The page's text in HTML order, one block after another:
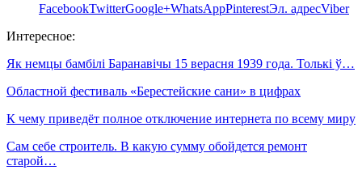
FacebookTwitterGoogle+WhatsAppPinterestЭл. адресViber
Интересное:
Як немцы бамбілі Баранавічы 15 верасня 1939 года. Толькі ў…
Областной фестиваль «Берестейские сани» в цифрах
К чему приведёт полное отключение интернета по всему миру
Сам себе строитель. В какую сумму обойдется ремонт
старой…